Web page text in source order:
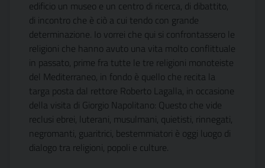
edificio un museo e un centro di ricerca, di dibattito,
di incontro che è ciò a cui tendo con grande
determinazione. Io vorrei che qui si confrontassero le
religioni che hanno avuto una vita molto conflittuale
in passato, prime fra tutte le tre religioni monoteiste
del Mediterraneo, in fondo è quello che recita la
targa posta dal rettore Roberto Lagalla, in occasione
della visita di Giorgio Napolitano: Questo che vide
reclusi ebrei, luterani, musulmani, quietisti, rinnegati,
negromanti, guaritrici, bestemmiatori è oggi luogo di
dialogo tra religioni, popoli e culture.